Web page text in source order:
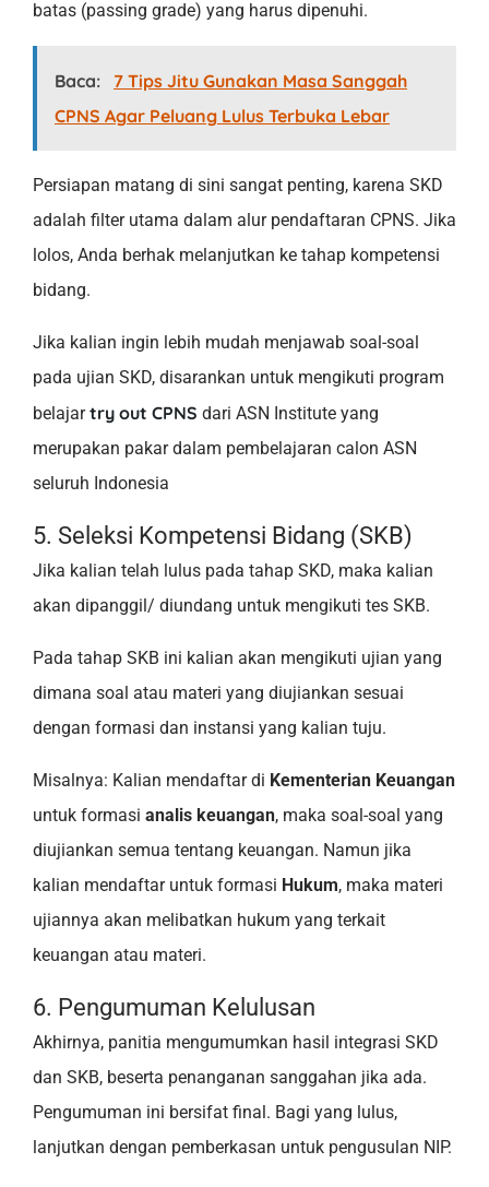
batas (passing grade) yang harus dipenuhi.
Baca:
7 Tips Jitu Gunakan Masa Sanggah
CPNS Agar Peluang Lulus Terbuka Lebar
Persiapan matang di sini sangat penting, karena SKD
adalah filter utama dalam alur pendaftaran CPNS. Jika
lolos, Anda berhak melanjutkan ke tahap kompetensi
bidang.
Jika kalian ingin lebih mudah menjawab soal-soal
pada ujian SKD, disarankan untuk mengikuti program
belajartry out CPNS dari ASN Institute yang
merupakan pakar dalam pembelajaran calon ASN
seluruh Indonesia
5. Seleksi Kompetensi Bidang (SKB)
J‍ika kalian telah lulus pada tahap SKD, maka kalian
akan dipanggil/ diundang untuk mengikuti tes SKB.
Pada tahap SKB ini kalian akan mengikuti ujian yang
dimana soal atau materi yang diujiankan sesuai
dengan formasi dan instansi yang kalian tuju.
Misalnya: Kalian mendaftar di Kementerian Keuangan
untuk formasi analis keuangan, maka soal-soal yang
diujiankan semua tentang keuangan. Namun jika
kalian mendaftar untuk formasi Hukum, maka materi
ujiannya akan melibatkan hukum yang terkait
keuangan atau materi.
6. Pengumuman Kelulusan
Akhirnya, panitia mengumumkan hasil integrasi SKD
dan SKB, beserta penanganan sanggahan jika ada.
Pengumuman ini bersifat final. Bagi yang lulus,
lanjutkan dengan pemberkasan untuk pengusulan NIP.